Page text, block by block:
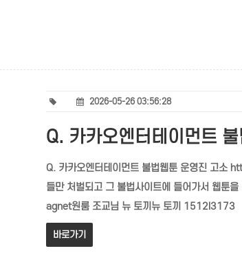
2026-05-26 03:56:28
Q. 카카오엔터테이먼트
Q. 카카오엔터테이먼트 불법웹툰 운영진 고소
들만 처벌되고 그 불법사이트에 들어가서 웹
agnet원룸 조교님 뉴 토끼뉴 토끼 1512l3173
바로가기